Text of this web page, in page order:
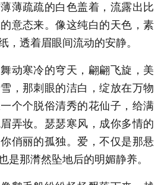
薄疏疏的白色盖着，流露出比
意态来。像这纯白的天色，素
，透着眉眼间流动的安静。
寒冷的穹天，翩翩飞旋，美
，那刺眼的洁白，绽放在万物
个个脱俗清秀的花仙子，给满
弄妆。瑟瑟寒风，成你多情的
俏丽的孤独。爱，不仅是那悬
是那潸然坠地后的明媚静养。